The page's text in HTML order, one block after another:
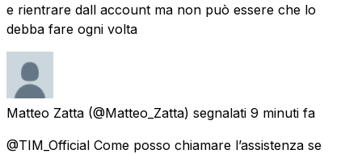
e rientrare dall account ma non può essere che lo
debba fare ogni volta
Matteo Zatta (@Matteo_Zatta) segnalati 9 minuti fa
@TIM_Official Come posso chiamare l’assistenza se